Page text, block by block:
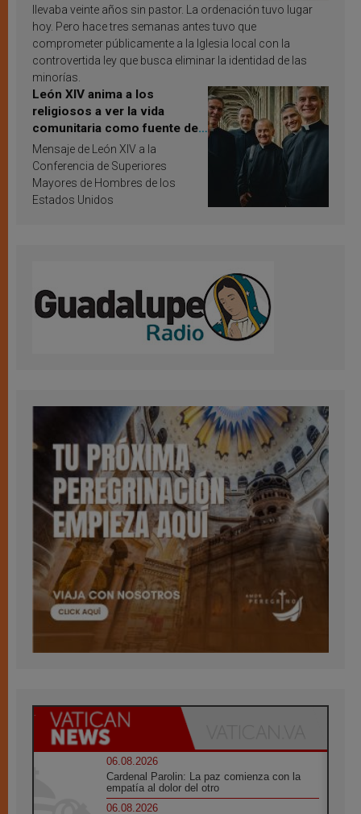
llevaba veinte años sin pastor. La ordenación tuvo lugar
hoy. Pero hace tres semanas antes tuvo que
comprometer públicamente a la Iglesia local con la
controvertida ley que busca eliminar la identidad de las
minorías.
León XIV anima a los
religiosos a ver la vida
comunitaria como fuente de
inspiración y santificación
Mensaje de León XIV a la
Conferencia de Superiores
Mayores de Hombres de los
Estados Unidos
06.08.2026
Cardenal Parolin: La paz comienza con la
empatía al dolor del otro
06.08.2026